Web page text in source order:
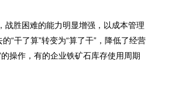
胜困难的能力明显增强，以成本管理
“干了算”转变为“算了干”，降低了经营
操作，有的企业铁矿石库存使用周期